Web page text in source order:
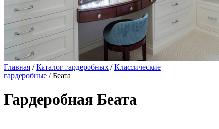
Главная /Каталог гардеробных /Классические
гардеробные / Беата
Гардеробная Беата